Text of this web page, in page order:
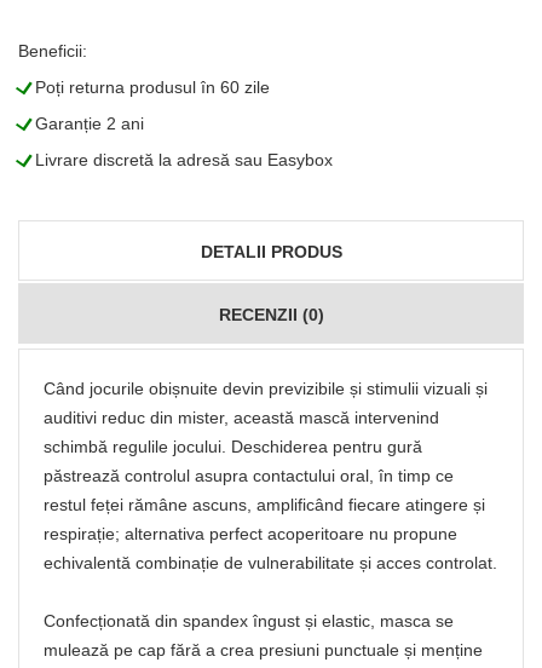
Beneficii:
LPoți returna produsul în 60 zile
LGaranție 2 ani
LLivrare discretă la adresă sau Easybox
DETALII PRODUS
RECENZII (0)
Când jocurile obișnuite devin previzibile și stimulii vizuali și
auditivi reduc din mister, această mască intervenind
schimbă regulile jocului. Deschiderea pentru gură
păstrează controlul asupra contactului oral, în timp ce
restul feței rămâne ascuns, amplificând fiecare atingere și
respirație; alternativa perfect acoperitoare nu propune
echivalentă combinație de vulnerabilitate și acces controlat.
Confecționată din spandex îngust și elastic, masca se
mulează pe cap fără a crea presiuni punctuale și menține